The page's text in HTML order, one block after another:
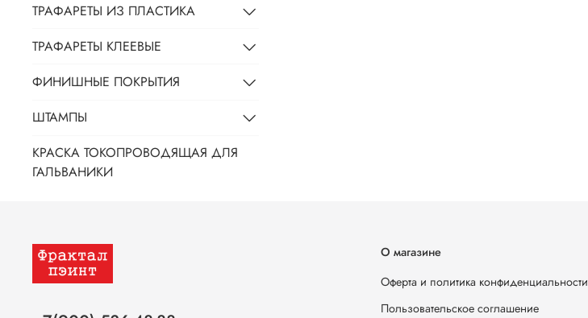
ТРАФАРЕТЫ ИЗ ПЛАСТИКА
ТРАФАРЕТЫ КЛЕЕВЫЕ
ФИНИШНЫЕ ПОКРЫТИЯ
ШТАМПЫ
КРАСКА ТОКОПРОВОДЯЩАЯ ДЛЯ
ГАЛЬВАНИКИ
О магазине
Оферта и политика конфиденциальности
Пользовательское соглашение